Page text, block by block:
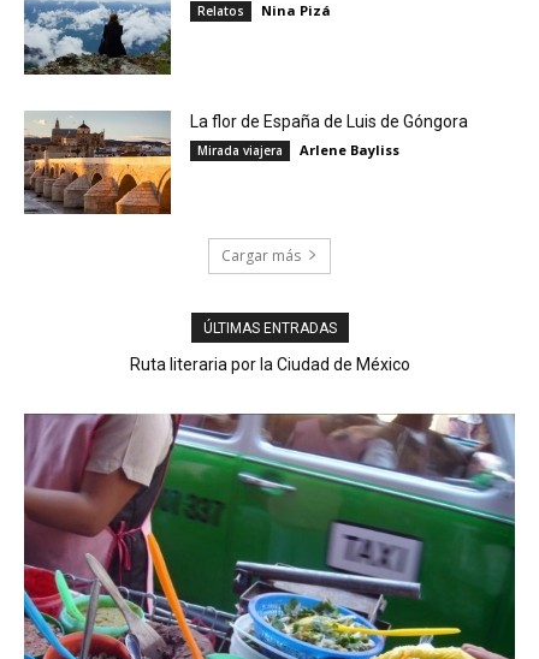
Relatos Nina Pizá
La flor de España de Luis de Góngora
Mirada viajera Arlene Bayliss
Cargar más
ÚLTIMAS ENTRADAS
Ruta literaria por la Ciudad de México